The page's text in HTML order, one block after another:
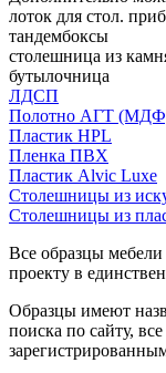
лоток для стол.
тандембоксы
столешница из
бутылочница
ЛДСП
Полотно АГТ
Пластик HPL
Пленка ПВХ
Пластик Alvic Luxe
Столешницы из
Столешницы из
Все образцы
проекту в
Образцы имеют
поиска по сайту,